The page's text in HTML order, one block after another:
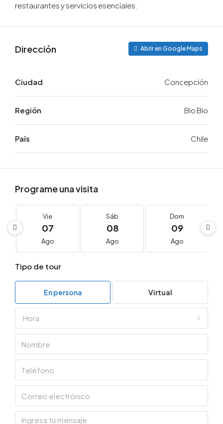
restaurantes y servicios esenciales.
Dirección Abrir en Google Maps
Ciudad Concepción
Región Bio Bio
País Chile
Programe una visita
Vie
07
Ago
Sáb
08
Ago
Dom
09
Ago
Tipo de tour
En persona Virtual
Hora